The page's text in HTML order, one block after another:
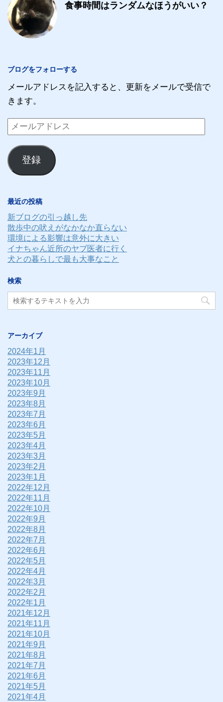
食事時間はランダムなほうがいい？
ブログをフォローする
メールアドレスを記入すると、更新をメールで受信で
きます。
メ
ー
ル
ア
ス
登録
最近の投稿
新ブログの引っ越し先
散歩中の吠えがなかなか直らない
環境による影響は意外に大きい
イナちゃん近所のヤブ医者に行く
犬との暮らしで最も大事なこと
検索
アーカイブ
2024年1月
2023年12月
2023年11月
2023年10月
2023年9月
2023年8月
2023年7月
2023年6月
2023年5月
2023年4月
2023年3月
2023年2月
2023年1月
2022年12月
2022年11月
2022年10月
2022年9月
2022年8月
2022年7月
2022年6月
2022年5月
2022年4月
2022年3月
2022年2月
2022年1月
2021年12月
2021年11月
2021年10月
2021年9月
2021年8月
2021年7月
2021年6月
2021年5月
2021年4月